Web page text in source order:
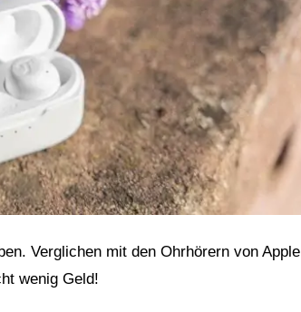
Verglichen mit den Ohrhörern von Apple
wenig Geld!